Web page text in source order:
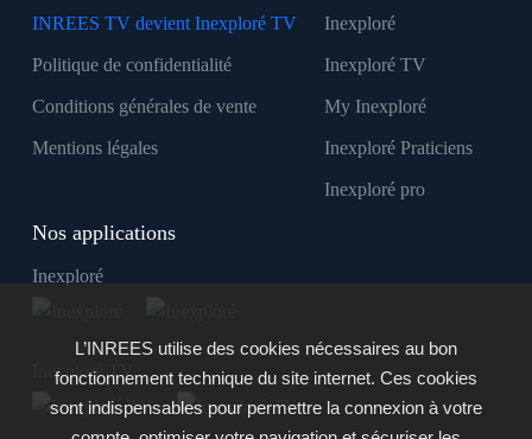
INREES TV devient Inexploré TV
Politique de confidentialité
Conditions générales de vente
Mentions légales
Inexploré
Inexploré TV
My Inexploré
Inexploré Praticiens
Inexploré pro
Nos applications
Inexploré
Inexploré TV
L’INREES utilise des cookies nécessaires au bon
fonctionnement technique du site internet. Ces cookies
sont indispensables pour permettre la connexion à votre